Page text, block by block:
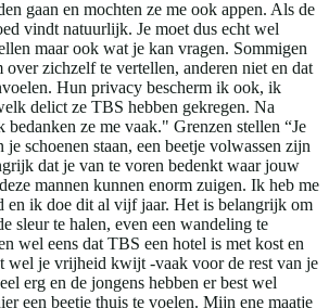
gaan en mochten ze me ook appen. Als de
vindt natuurlijk. Je moet dus echt wel
maar ook wat je kan vragen. Sommigen
over zichzelf te vertellen, anderen niet en dat
Hun privacy bescherm ik ook, ik
delict ze TBS hebben gekregen. Na
bedanken ze me vaak." Grenzen stellen “Je
schoenen staan, een beetje volwassen zijn
dat je van te voren bedenkt waar jouw
mannen kunnen enorm zuigen. Ik heb me
en ik doe dit al vijf jaar. Het is belangrijk om
sleur te halen, even een wandeling te
wel eens dat TBS een hotel is met kost en
wel je vrijheid kwijt -vaak voor de rest van je
erg en de jongens hebben er best wel
een beetje thuis te voelen. Mijn ene maatje